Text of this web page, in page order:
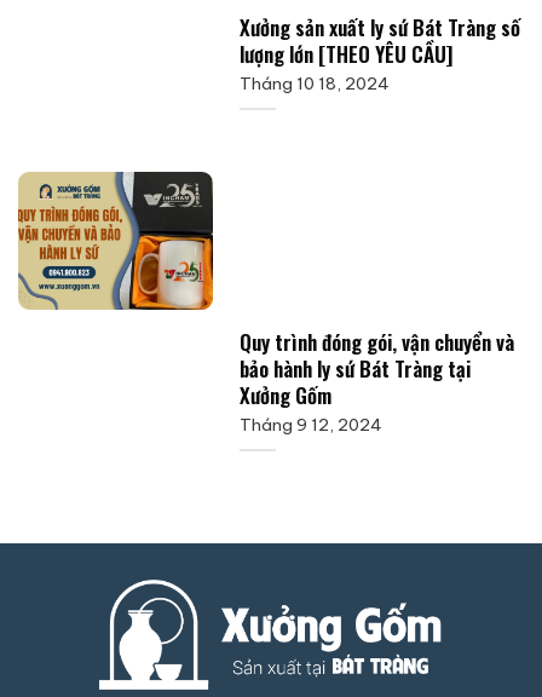
Xưởng sản xuất ly sứ Bát Tràng số
lượng lớn [THEO YÊU CẦU]
Tháng 10 18, 2024
Quy trình đóng gói, vận chuyển và
bảo hành ly sứ Bát Tràng tại
Xưởng Gốm
Tháng 9 12, 2024